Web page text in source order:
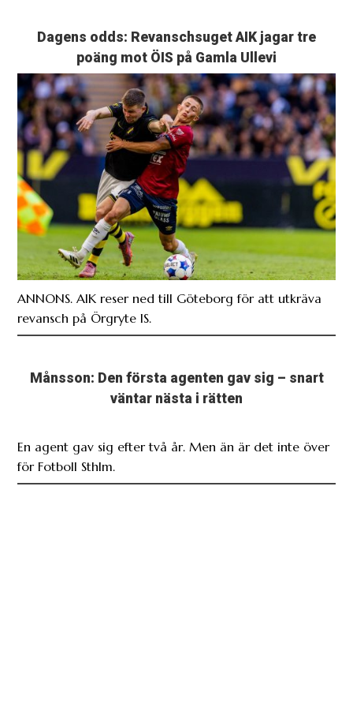
Dagens odds: Revanschsuget AIK jagar tre
poäng mot ÖIS på Gamla Ullevi
ANNONS. AIK reser ned till Göteborg för att utkräva
revansch på Örgryte IS.
Månsson: Den första agenten gav sig – snart
väntar nästa i rätten
En agent gav sig efter två år. Men än är det inte över
för Fotboll Sthlm.